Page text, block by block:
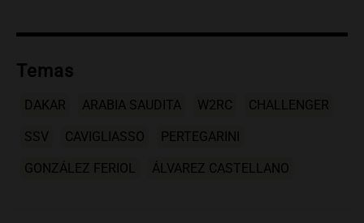
Temas
DAKAR ARABIA SAUDITA W2RC CHALLENGER
SSV CAVIGLIASSO PERTEGARINI
GONZÁLEZ FERIOL ÁLVAREZ CASTELLANO